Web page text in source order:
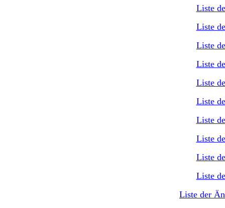
Liste
Liste
Liste
Liste
Liste
Liste
Liste
Liste
Liste
Liste
Liste der